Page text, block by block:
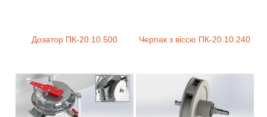
Дозатор ПК-20.10.500 Черпак з віссю ПК-20.10.240